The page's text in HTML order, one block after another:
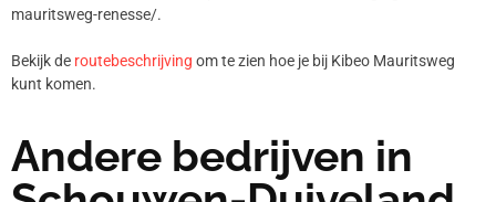
mauritsweg-renesse/.
Bekijk de routebeschrijving om te zien hoe je bij Kibeo Mauritsweg
kunt komen.
Andere bedrijven in